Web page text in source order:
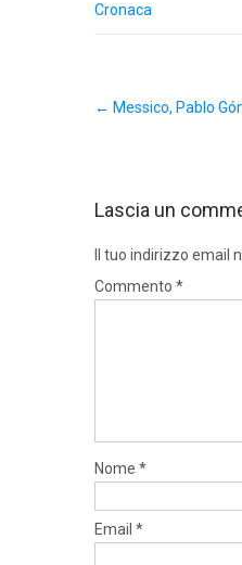
Cronaca
navigation
← Messico, Pablo
Lascia un
Il tuo indirizzo email
Commento *
Nome *
Email *